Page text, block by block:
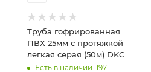
Труба гофрированная
ПВХ 25мм с протяжкой
легкая серая (50м) DKC
Есть в наличии: 197